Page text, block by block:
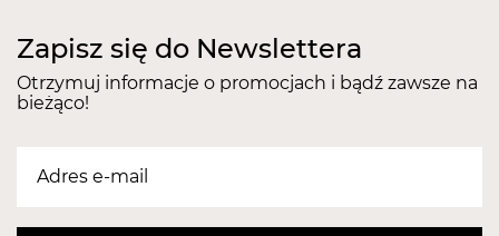
Zapisz się do Newslettera
Otrzymuj informacje o promocjach i bądź zawsze na
bieżąco!